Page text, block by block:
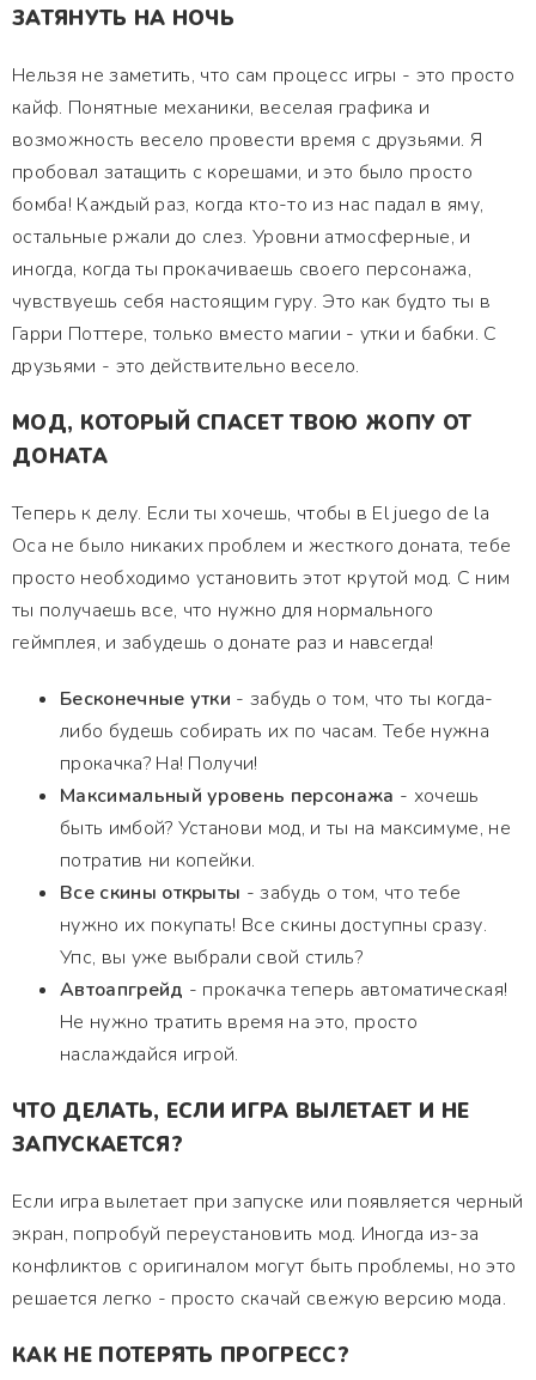
ЗАТЯНУТЬ НА НОЧЬ
Нельзя не заметить, что сам процесс игры - это просто
кайф. Понятные механики, веселая графика и
возможность весело провести время с друзьями. Я
пробовал затащить с корешами, и это было просто
бомба! Каждый раз, когда кто-то из нас падал в яму,
остальные ржали до слез. Уровни атмосферные, и
иногда, когда ты прокачиваешь своего персонажа,
чувствуешь себя настоящим гуру. Это как будто ты в
Гарри Поттере, только вместо магии - утки и бабки. С
друзьями - это действительно весело.
МОД, КОТОРЫЙ СПАСЕТ ТВОЮ ЖОПУ ОТ
ДОНАТА
Теперь к делу. Если ты хочешь, чтобы в El juego de la
Oca не было никаких проблем и жесткого доната, тебе
просто необходимо установить этот крутой мод. С ним
ты получаешь все, что нужно для нормального
геймплея, и забудешь о донате раз и навсегда!
Бесконечные утки - забудь о том, что ты когда-
либо будешь собирать их по часам. Тебе нужна
прокачка? На! Получи!
Максимальный уровень персонажа - хочешь
быть имбой? Установи мод, и ты на максимуме, не
потратив ни копейки.
Все скины открыты - забудь о том, что тебе
нужно их покупать! Все скины доступны сразу.
Упс, вы уже выбрали свой стиль?
Автоапгрейд - прокачка теперь автоматическая!
Не нужно тратить время на это, просто
наслаждайся игрой.
ЧТО ДЕЛАТЬ, ЕСЛИ ИГРА ВЫЛЕТАЕТ И НЕ
ЗАПУСКАЕТСЯ?
Если игра вылетает при запуске или появляется черный
экран, попробуй переустановить мод. Иногда из-за
конфликтов с оригиналом могут быть проблемы, но это
решается легко - просто скачай свежую версию мода.
КАК НЕ ПОТЕРЯТЬ ПРОГРЕСС?